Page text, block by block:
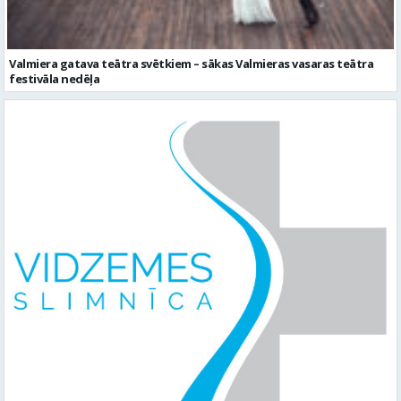
Valmiera gatava teātra svētkiem – sākas Valmieras vasaras teātra
festivāla nedēļa